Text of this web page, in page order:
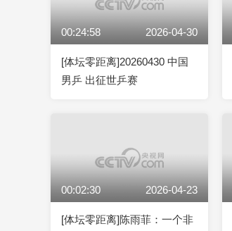
00:24:58 2026-04-30
[体坛零距离]20260430 中国
男乒 出征世乒赛
00:02:30 2026-04-23
[体坛零距离]陈雨菲：一个非